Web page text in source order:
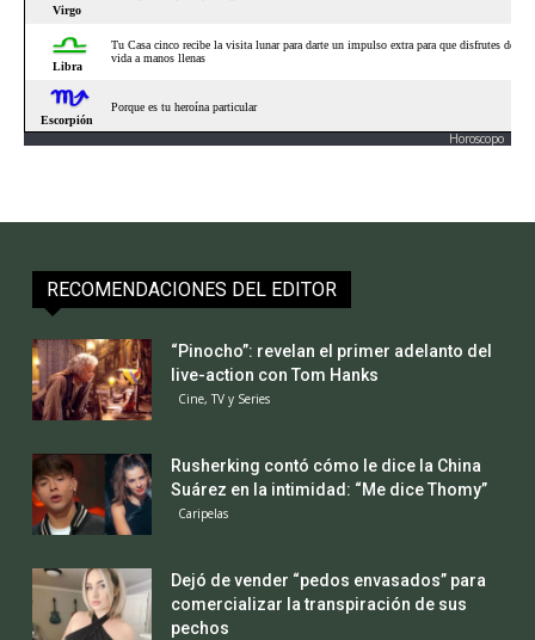
Horoscopo
RECOMENDACIONES DEL EDITOR
“Pinocho”: revelan el primer adelanto del
live-action con Tom Hanks
Cine, TV y Series
Rusherking contó cómo le dice la China
Suárez en la intimidad: “Me dice Thomy”
Caripelas
Dejó de vender “pedos envasados” para
comercializar la transpiración de sus
pechos